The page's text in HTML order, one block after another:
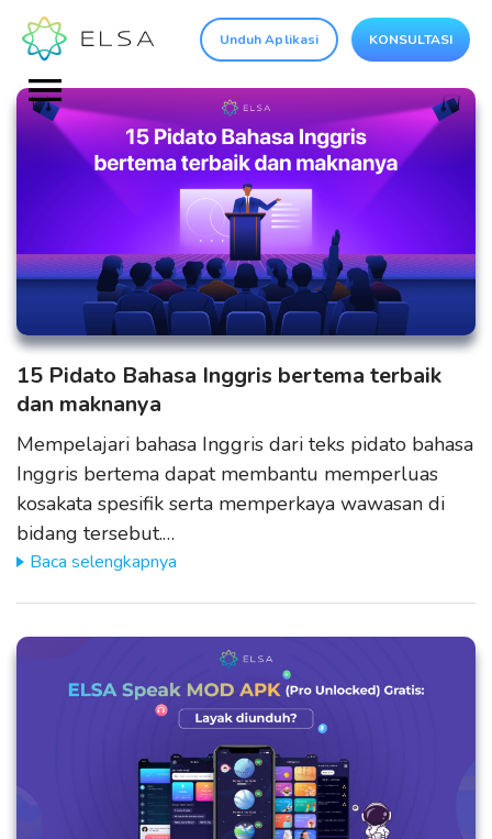
Unduh Aplikasi KONSULTASI
15 Pidato Bahasa Inggris bertema terbaik
dan maknanya
Mempelajari bahasa Inggris dari teks pidato bahasa
Inggris bertema dapat membantu memperluas
kosakata spesifik serta memperkaya wawasan di
bidang tersebut.…
Baca selengkapnya